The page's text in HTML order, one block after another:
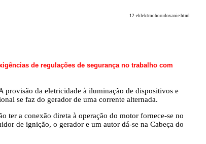
12-ehlektrooborudovanie.html
de regulações de segurança no trabalho com
provisão da eletricidade à iluminação de dispositivos e
se faz do gerador de uma corrente alternada.
ter a conexão direta à operação do motor fornece-se no
de ignição, o gerador e um autor dá-se na Cabeça do